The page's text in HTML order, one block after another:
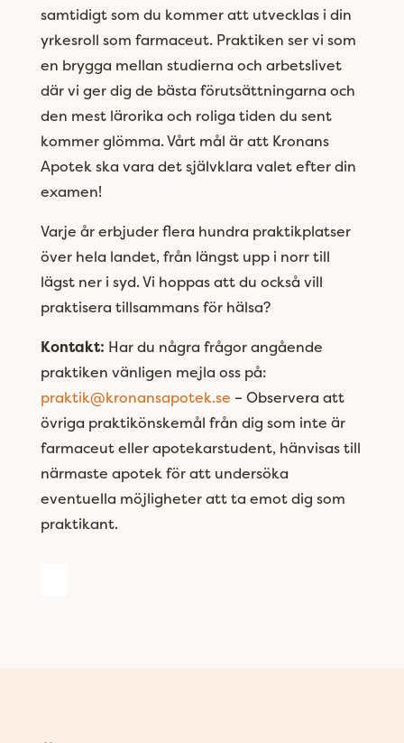
samtidigt som du kommer att utvecklas i din
yrkesroll som farmaceut. Praktiken ser vi som
en brygga mellan studierna och arbetslivet
där vi ger dig de bästa förutsättningarna och
den mest lärorika och roliga tiden du sent
kommer glömma. Vårt mål är att Kronans
Apotek ska vara det självklara valet efter din
examen!
Varje år erbjuder flera hundra praktikplatser
över hela landet, från längst upp i norr till
lägst ner i syd. Vi hoppas att du också vill
praktisera tillsammans för hälsa?
Kontakt: Har du några frågor angående
praktiken vänligen mejla oss på:
praktik@kronansapotek.se – Observera att
övriga praktikönskemål från dig som inte är
farmaceut eller apotekarstudent, hänvisas till
närmaste apotek för att undersöka
eventuella möjligheter att ta emot dig som
praktikant.